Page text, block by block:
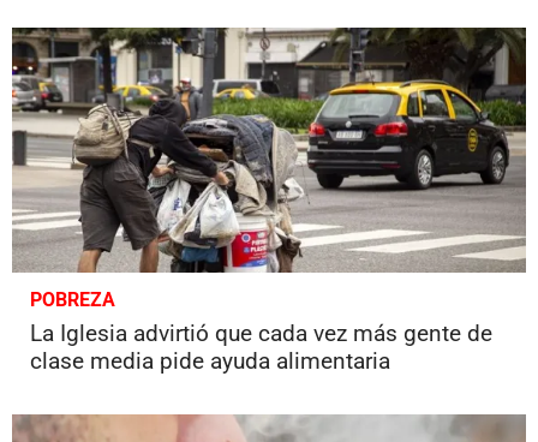
POBREZA
La Iglesia advirtió que cada vez más gente de
clase media pide ayuda alimentaria